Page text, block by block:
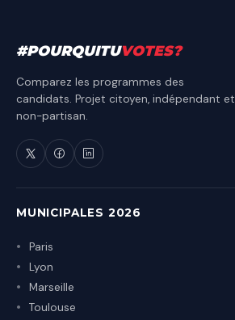
#POURQUITUVOTES?
Comparez les programmes des
candidats. Projet citoyen, indépendant et
non-partisan.
MUNICIPALES 2026
Paris
Lyon
Marseille
Toulouse